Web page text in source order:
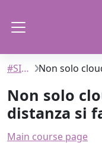
#SIAC
Non solo
distanza si
Section outline
Main course page